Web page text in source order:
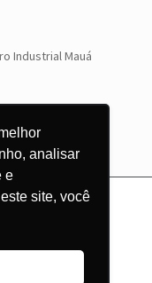
analisar
e
site, você
Industrial Mauá
direitos reservados |